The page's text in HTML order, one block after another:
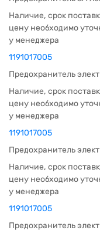
Наличие, срок
цену необходимо
у менеджера
1191017005
Предохранитель
Наличие, срок
цену необходимо
у менеджера
1191017005
Предохранитель
Наличие, срок
цену необходимо
у менеджера
1191017005
Предохранитель